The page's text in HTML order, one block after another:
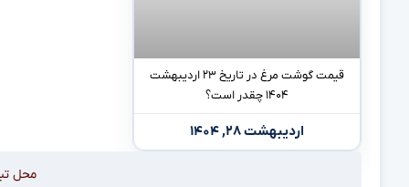
قیمت گوشت مرغ در تاریخ ۲۳ اردیبهشت
۱۴۰۴ چقدر است؟
اردیبهشت ۲۸, ۱۴۰۴
محل